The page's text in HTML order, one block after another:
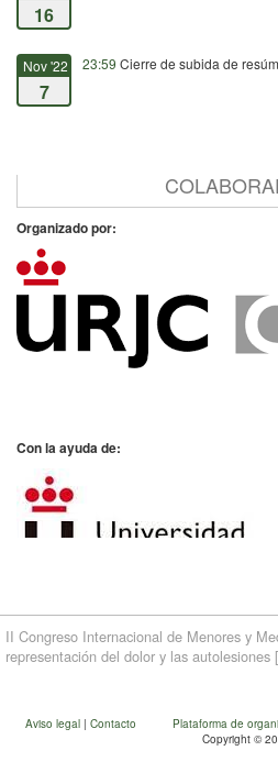
16
Nov '22
7
23:59 Cierre de subida de
Nov '22
18
Nov '22
18
19:00 Fecha de fin
Organizado por:
Con la ayuda de:
Vicerrectorado de Extensión Universitaria
Organizado en el marco del proyecto
II Congreso Internacional de Menores y
representación del dolor y las autolesiones
Aviso legal | Contacto
Plataforma de
Copyright ©